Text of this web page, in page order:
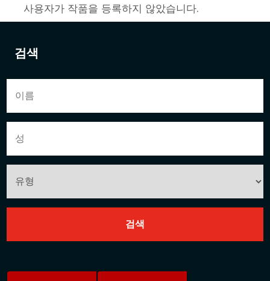
검색
사용자가 작품을 등록하지 않았습니다.